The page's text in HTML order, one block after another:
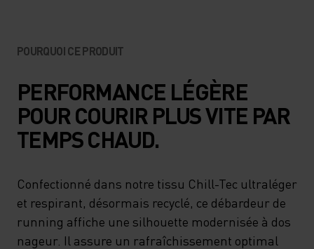
POURQUOI CE PRODUIT
PERFORMANCE LÉGÈRE
POUR COURIR PLUS VITE PAR
TEMPS CHAUD.
Confectionné dans notre tissu Chill-Tec ultraléger
et respirant, désormais recyclé, ce débardeur de
running affiche une silhouette modernisée à dos
nageur. Il assure un rafraîchissement optimal